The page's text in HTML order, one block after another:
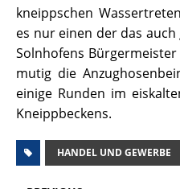
kneippschen
es nur einen der das
Solnhofens
mutig die
einige Runden im
Kneippbeckens.
HANDEL UND GEWERBE